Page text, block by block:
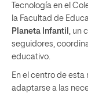
Tecnología en el
la Facultad de
Planeta Infantil , un
seguidores,
educativo.
En el centro de
adaptarse a las